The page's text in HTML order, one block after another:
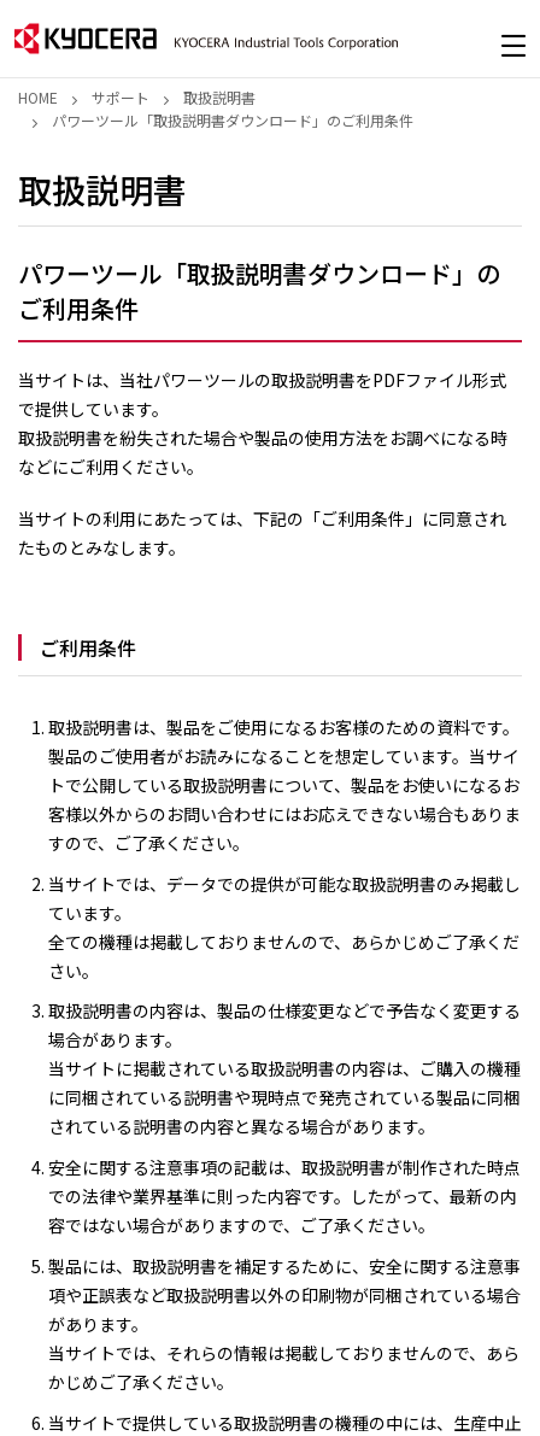
HOME サポート
取扱説明書
パワーツール「取扱説明書ダウンロード」のご利用条件
取扱説明書
パワーツール「取扱説明書ダウンロード」の
ご利用条件
当サイトは、当社パワーツールの取扱説明書をPDFファイル形式
で提供しています。
取扱説明書を紛失された場合や製品の使用方法をお調べになる時
などにご利用ください。
当サイトの利用にあたっては、下記の「ご利用条件」に同意され
たものとみなします。
ご利用条件
取扱説明書は、製品をご使用になるお客様のための資料です。
製品のご使用者がお読みになることを想定しています。当サイ
トで公開している取扱説明書について、製品をお使いになるお
客様以外からのお問い合わせにはお応えできない場合もありま
すので、ご了承ください。
当サイトでは、データでの提供が可能な取扱説明書のみ掲載し
ています。
全ての機種は掲載しておりませんので、あらかじめご了承くだ
さい。
取扱説明書の内容は、製品の仕様変更などで予告なく変更する
場合があります。
当サイトに掲載されている取扱説明書の内容は、ご購入の機種
に同梱されている説明書や現時点で発売されている製品に同梱
されている説明書の内容と異なる場合があります。
安全に関する注意事項の記載は、取扱説明書が制作された時点
での法律や業界基準に則った内容です。したがって、最新の内
容ではない場合がありますので、ご了承ください。
製品には、取扱説明書を補足するために、安全に関する注意事
項や正誤表など取扱説明書以外の印刷物が同梱されている場合
があります。
当サイトでは、それらの情報は掲載しておりませんので、あら
かじめご了承ください。
当サイトで提供している取扱説明書の機種の中には、生産中止